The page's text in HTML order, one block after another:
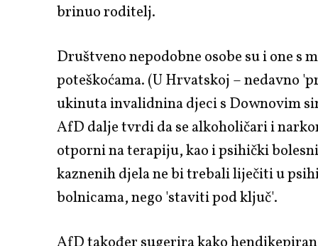
brinuo roditelj.
Društveno nepodobne osobe su i one s
poteškoćama. (U Hrvatskoj – nedavno
ukinuta invalidnina djeci s Downovim
AfD dalje tvrdi da se alkoholičari i
otporni na terapiju, kao i psihički
kaznenih djela ne bi trebali liječiti u
bolnicama, nego 'staviti pod ključ'.